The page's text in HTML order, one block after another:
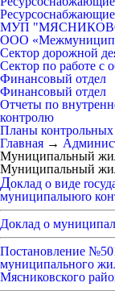
МУП
ООО
Сектор дорожной
Сектор по работе с
Финансовый отдел
Финансовый отдел
Отчеты по
контролю
Планы
Главная →
Муниципальный
Муниципальный
Доклад о виде
муниципалыюrо
Доклад о
Постановление
муниципального
Мясниковского